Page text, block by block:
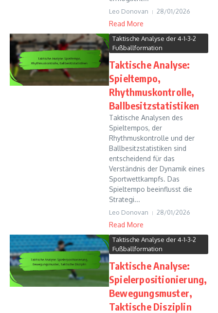
Leo Donovan 28/01/2026
Read More
Taktische Analyse der 4-1-3-2
Fußballformation
Taktische Analyse:
Spieltempo,
Rhythmuskontrolle,
Ballbesitzstatistiken
Taktische Analysen des
Spieltempos, der
Rhythmuskontrolle und der
Ballbesitzstatistiken sind
entscheidend für das
Verständnis der Dynamik eines
Sportwettkampfs. Das
Spieltempo beeinflusst die
Strategi...
Leo Donovan 28/01/2026
Read More
Taktische Analyse der 4-1-3-2
Fußballformation
Taktische Analyse:
Spielerpositionierung,
Bewegungsmuster,
Taktische Disziplin